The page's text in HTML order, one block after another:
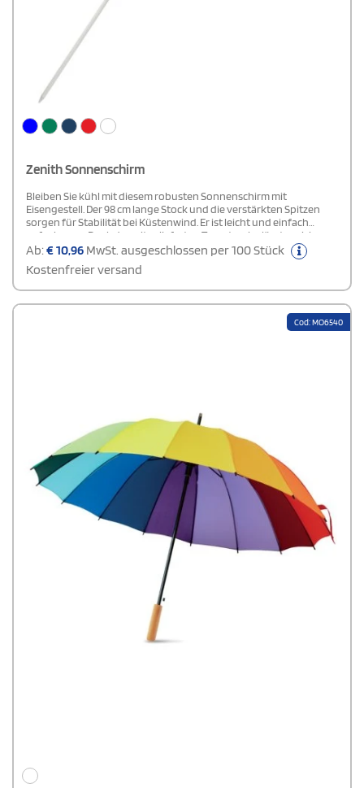
Zenith Sonnenschirm
Bleiben Sie kühl mit diesem robusten Sonnenschirm mit
Eisengestell. Der 98 cm lange Stock und die verstärkten Spitzen
sorgen für Stabilität bei Küstenwind. Er ist leicht und einfach
aufzubauen. Dank der mitgelieferten Tragetasche lässt er sich
mühelos transportieren und verstauen. Perfekt für Strand,
Ab:€10,96 MwSt. ausgeschlossen per 100 Stück
Kostenfreier versand
Cod: MO6540